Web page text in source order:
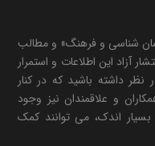
شناسی و فرهنگ» و مطالب
این اطلاعات و استمرار
داشته باشید که در کنار
و علاقمندان نیز وجود
اندک، می توانند کمک